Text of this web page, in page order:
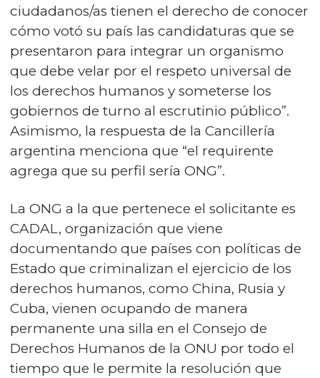
ciudadanos/as tienen el derecho de conocer
cómo votó su país las candidaturas que se
presentaron para integrar un organismo
que debe velar por el respeto universal de
los derechos humanos y someterse los
gobiernos de turno al escrutinio público”.
Asimismo, la respuesta de la Cancillería
argentina menciona que “el requirente
agrega que su perfil sería ONG”.
La ONG a la que pertenece el solicitante es
CADAL, organización que viene
documentando que países con políticas de
Estado que criminalizan el ejercicio de los
derechos humanos, como China, Rusia y
Cuba, vienen ocupando de manera
permanente una silla en el Consejo de
Derechos Humanos de la ONU por todo el
tiempo que le permite la resolución que